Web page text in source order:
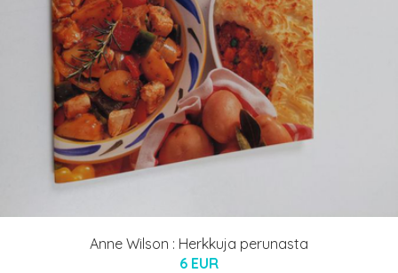
Anne Wilson : Herkkuja perunasta
6 EUR